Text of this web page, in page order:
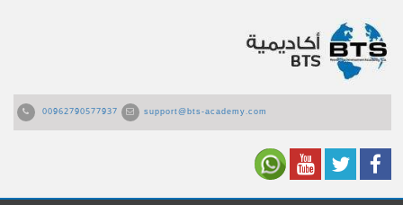
00962790577937 support@bts-academy.com